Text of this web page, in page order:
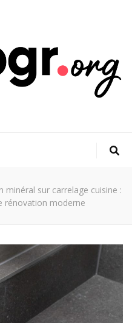
minéral sur carrelage cuisine :
rénovation moderne